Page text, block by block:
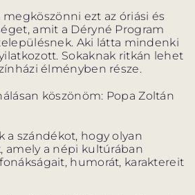
DÉRYNÉ TÁRSULAT
BIZOTTSÁG
ezt az óriási és
amit a Déryné Program
Aki látta mindenki
Sokaknak ritkán lehet
élményben része.
köszönöm: Popa Zoltán
szándékot, hogy olyan
amely a népi kultúrában
humorát, karaktereit